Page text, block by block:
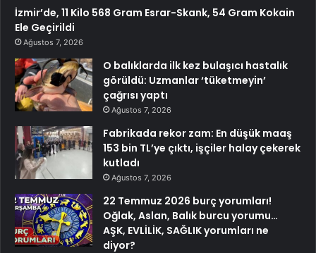
İzmir’de, 11 Kilo 568 Gram Esrar-Skank, 54 Gram Kokain
Ele Geçirildi
Ağustos 7, 2026
O balıklarda ilk kez bulaşıcı hastalık
görüldü: Uzmanlar ‘tüketmeyin’
çağrısı yaptı
Ağustos 7, 2026
Fabrikada rekor zam: En düşük maaş
153 bin TL’ye çıktı, işçiler halay çekerek
kutladı
Ağustos 7, 2026
22 Temmuz 2026 burç yorumları!
Oğlak, Aslan, Balık burcu yorumu…
AŞK, EVLİLİK, SAĞLIK yorumları ne
diyor?